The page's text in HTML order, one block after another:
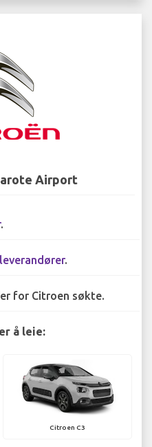
Airport
.
.
for Citroen søkte.
å leie:
Citroen C3